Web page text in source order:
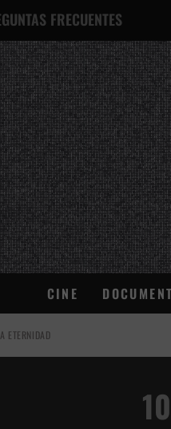
FRECUENTES
CINE
ETERNIDAD